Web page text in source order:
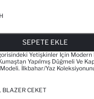
SEPETE EKLE
Yetişkinler Için Modern
Yapılmış Düğmeli Ve
Modeli. İlkbahar/yaz
BLAZER CEKET